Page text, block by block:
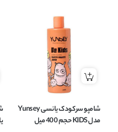
شامپو سر کودک یانسی Yunsey
مدل KIDS حجم 400 میل